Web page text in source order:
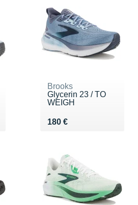
Brooks
Glycerin 23 / TO
WEIGH
180 €
Vendu 180 €